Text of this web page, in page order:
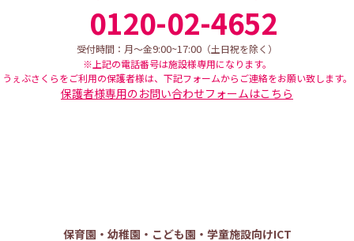
0120-02-4652
受付時間：月～金9:00~17:00 （土日祝を除く）
※上記の電話番号は施設様専用になります。
うぇぶさくらをご利用の保護者様は、下記フォームからご連絡をお願い致します。
保護者様専用のお問い合わせフォームはこちら
保育園・幼稚園・こども園・学童施設向けICT